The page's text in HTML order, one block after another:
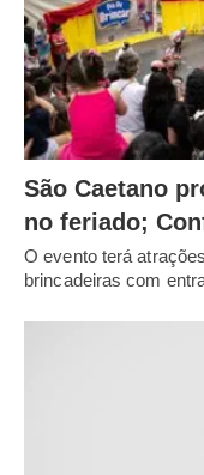
São Caetano
no feriado;
O evento terá
brincadeiras com